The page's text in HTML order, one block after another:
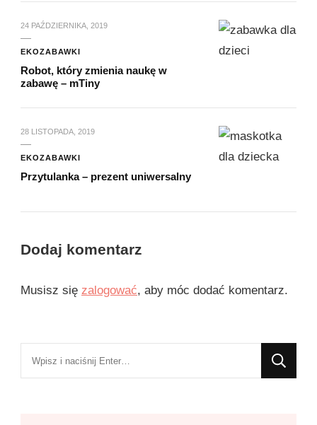
24 PAŹDZIERNIKA, 2019
EKOZABAWKI
Robot, który zmienia naukę w
zabawę – mTiny
28 LISTOPADA, 2019
EKOZABAWKI
Przytulanka – prezent uniwersalny
Dodaj komentarz
Musisz się zalogować, aby móc dodać komentarz.